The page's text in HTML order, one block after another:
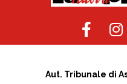
Aut. Tribunale di